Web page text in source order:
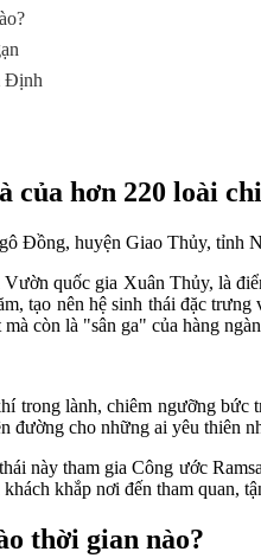
Định
của hơn 220 loài
Đồng, huyện Giao Thủy, tỉnh
quốc gia Xuân Thủy, là
tạo nên hệ sinh thái đặc
còn là "sân ga" của hàng
trong lành, chiêm ngưỡng
cho những ai yêu thiên
này tham gia Công ước
khắp nơi đến tham quan,
thời gian nào?